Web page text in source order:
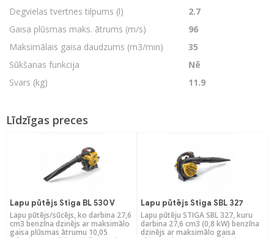
Degvielas tvertnes tilpums (l)
2.7
Gaisa plūsmas maks. ātrums (m/s)
96
Maksimālais gaisa daudzums (m3/min)
35
Sūkšanas funkcija
Nē
Svars (kg)
11.9
Līdzīgas preces
Lapu pūtējs Stiga BL 530 V
Lapu pūtējs/sūcējs, ko darbina 27,6
cm3 benzīna dzinējs ar maksimālo
gaisa plūsmas ātrumu 10,05
Lapu pūtējs Stiga SBL 327
Lapu pūtēju STIGA SBL 327, kuru
darbina 27,6 cm3 (0,8 kW) benzīna
dzinējs ar maksimālo gaisa